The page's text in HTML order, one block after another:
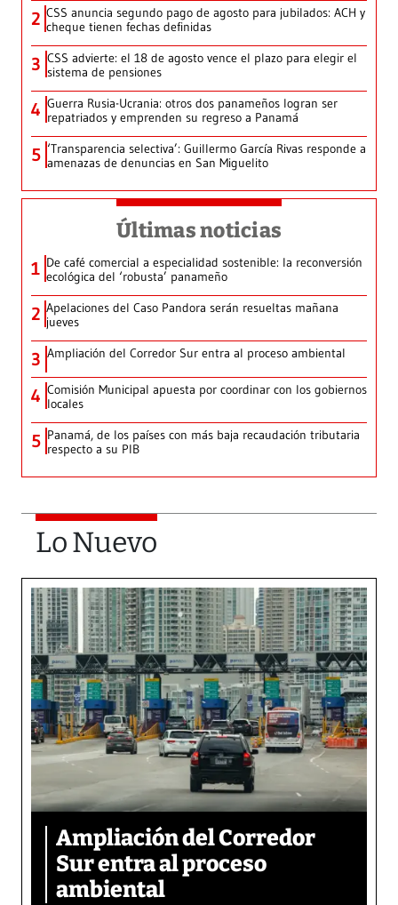
2 CSS anuncia segundo pago de agosto para jubilados: ACH y
cheque tienen fechas definidas
3 CSS advierte: el 18 de agosto vence el plazo para elegir el
sistema de pensiones
4 Guerra Rusia-Ucrania: otros dos panameños logran ser
repatriados y emprenden su regreso a Panamá
5 ‘Transparencia selectiva’: Guillermo García Rivas responde a
amenazas de denuncias en San Miguelito
Últimas noticias
1 De café comercial a especialidad sostenible: la reconversión
ecológica del ‘robusta’ panameño
2 Apelaciones del Caso Pandora serán resueltas mañana
jueves
3 Ampliación del Corredor Sur entra al proceso ambiental
4 Comisión Municipal apuesta por coordinar con los gobiernos
locales
5 Panamá, de los países con más baja recaudación tributaria
respecto a su PIB
Lo Nuevo
Ampliación del Corredor
Sur entra al proceso
ambiental